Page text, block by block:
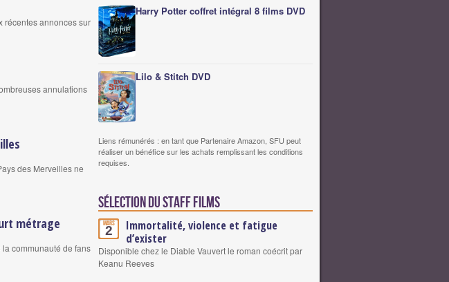
récentes annonces sur
annulations
des Merveilles ne
métrage
communauté de fans
Harry Potter coffret intégral 8 films DVD
Lilo & Stitch DVD
Liens rémunérés : en tant que Partenaire Amazon, SFU peut
réaliser un bénéfice sur les achats remplissant les conditions
requises.
Sélection du staff Films
Mars
2
Immortalité, violence et fatigue
d’exister
Disponible chez le Diable Vauvert le roman coécrit par
Keanu Reeves